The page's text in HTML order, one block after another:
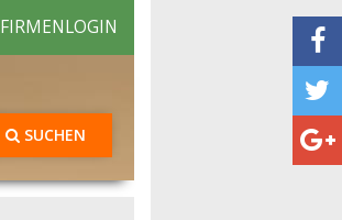
FIRMENLOGIN
SUCHEN